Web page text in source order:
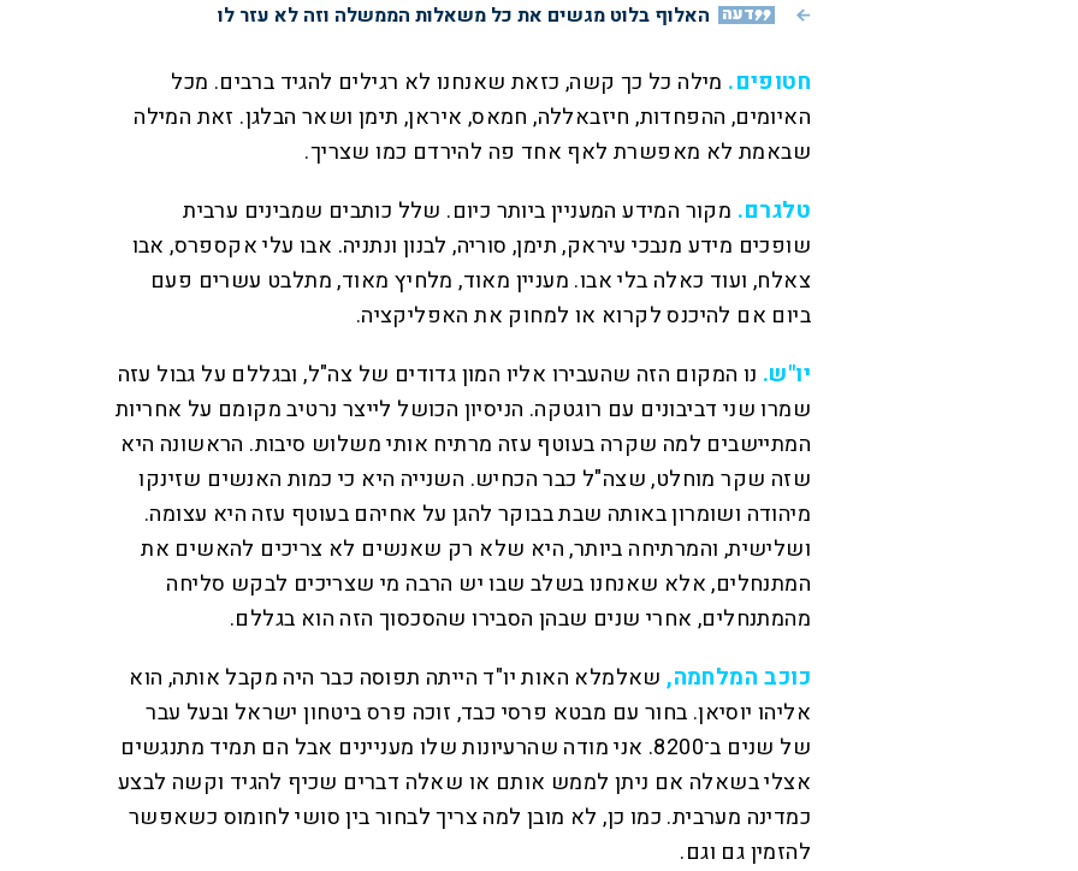
דעה האלוף בלוט מגשים את כל משאלות הממשלה וזה לא עזר לו
חטופים. מילה כל כך קשה, כזאת שאנחנו לא רגילים להגיד ברבים. מכל
האיומים, ההפחדות, חיזבאללה, חמאס, איראן, תימן ושאר הבלגן. זאת המילה
שבאמת לא מאפשרת לאף אחד פה להירדם כמו שצריך.
טלגרם. מקור המידע המעניין ביותר כיום. שלל כותבים שמבינים ערבית
שופכים מידע מנבכי עיראק, תימן, סוריה, לבנון ונתניה. אבו עלי אקספרס, אבו
צאלח, ועוד כאלה בלי אבו. מעניין מאוד, מלחיץ מאוד, מתלבט עשרים פעם
ביום אם להיכנס לקרוא או למחוק את האפליקציה.
יו"ש. נו המקום הזה שהעבירו אליו המון גדודים של צה"ל, ובגללם על גבול עזה
שמרו שני דביבונים עם רוגטקה. הניסיון הכושל לייצר נרטיב מקומם על אחריות
המתיישבים למה שקרה בעוטף עזה מרתיח אותי משלוש סיבות. הראשונה היא
שזה שקר מוחלט, שצה"ל כבר הכחיש. השנייה היא כי כמות האנשים שזינקו
מיהודה ושומרון באותה שבת בבוקר להגן על אחיהם בעוטף עזה היא עצומה.
ושלישית, והמרתיחה ביותר, היא שלא רק שאנשים לא צריכים להאשים את
המתנחלים, אלא שאנחנו בשלב שבו יש הרבה מי שצריכים לבקש סליחה
מהמתנחלים, אחרי שנים שבהן הסבירו שהסכסוך הזה הוא בגללם.
כוכב המלחמה,שאלמלא האות יו"ד הייתה תפוסה כבר היה מקבל אותה, הוא
אליהו יוסיאן. בחור עם מבטא פרסי כבד, זוכה פרס ביטחון ישראל ובעל עבר
של שנים ב־8200. אני מודה שהרעיונות שלו מעניינים אבל הם תמיד מתנגשים
אצלי בשאלה אם ניתן לממש אותם או שאלה דברים שכיף להגיד וקשה לבצע
כמדינה מערבית. כמו כן, לא מובן למה צריך לבחור בין סושי לחומוס כשאפשר
להזמין גם וגם.